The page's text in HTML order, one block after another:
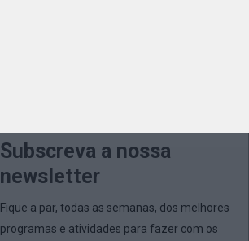
Subscreva a nossa
newsletter
Fique a par, todas as semanas, dos melhores
programas e atividades para fazer com os